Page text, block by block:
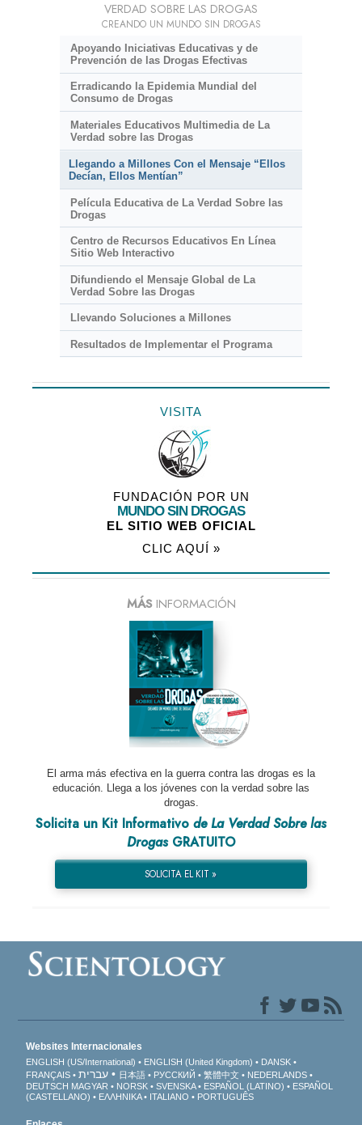
VERDAD SOBRE LAS DROGAS
CREANDO UN MUNDO SIN DROGAS
Apoyando Iniciativas Educativas y de
Prevención de las Drogas Efectivas
Erradicando la Epidemia Mundial del
Consumo de Drogas
Materiales Educativos Multimedia de La
Verdad sobre las Drogas
Llegando a Millones Con el Mensaje “Ellos
Decían, Ellos Mentían”
Película Educativa de La Verdad Sobre las
Drogas
Centro de Recursos Educativos En Línea
Sitio Web Interactivo
Difundiendo el Mensaje Global de La
Verdad Sobre las Drogas
Llevando Soluciones a Millones
Resultados de Implementar el Programa
VISITA
FUNDACIÓN POR UN
MUNDO SIN DROGAS
EL SITIO WEB OFICIAL
CLIC AQUÍ »
MÁSINFORMACIÓN
El arma más efectiva en la guerra contra las drogas es la
educación. Llega a los jóvenes con la verdad sobre las
drogas.
Solicita un Kit Informativo de La Verdad Sobre las
DrogasGRATUITO
SOLICITA EL KIT »
Websites Internacionales
ENGLISH (US/International) ENGLISH (United Kingdom)
DANSK
FRANÇAIS
עברית 日本語 РУССКИЙ 繁體中文
NEDERLANDS
DEUTSCH MAGYAR NORSK SVENSKA ESPAÑOL (LATINO)
ESPAÑOL
(CASTELLANO)
ΕΛΛΗΝΙΚA ITALIANO PORTUGUÊS